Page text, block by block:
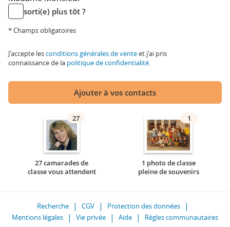
sorti(e) plus tôt ?
* Champs obligatoires
J'accepte lesconditions générales de venteet j'ai pris
connaissance de la politique de confidentialité.
Ajouter à vos contacts
27
27 camarades de
classe vous attendent
1
1 photo de classe
pleine de souvenirs
Recherche CGV
Protection des données
Mentions légales
Vie privée Aide Règles communautaires